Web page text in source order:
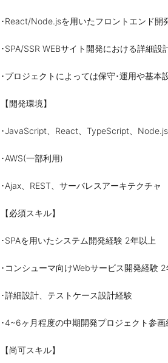
･React/Node.jsを用いたフロントエンド開
･SPA/SSR WEBサイト開発における詳細
･プロジェクトによっては保守･運用や基本
【開発環境】
･JavaScript、React、TypeScript、
･AWS(一部利用)
･Ajax、REST、サーバレスアーキテクチャ
【必須スキル】
･SPAを用いたシステム開発経験 2年以上
･コンシューマ向けWebサービス開発経験 2
･詳細設計、テストケース設計経験
･4~6ヶ月程度の中期開発プロジェクト参画
【尚可スキル】